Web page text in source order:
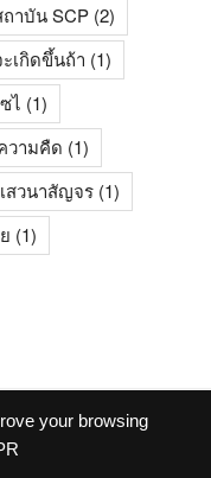
your browsing
ถาบัน SCP (2)
เกิดขึ้นถ้า (1)
ไ (1)
วามคืด (1)
เสวนาสัญจร (1)
(1)